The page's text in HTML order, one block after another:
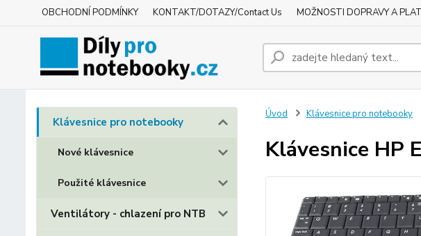
OBCHODNÍ PODMÍNKY KONTAKT/DOTAZY/Contact Us MOŽNOSTI DOPRAVY A
Klávesnice pro notebooky
Nové klávesnice
Použité klávesnice
Ventilátory - chlazení pro NTB
Úvod Klávesnice pro notebooky
Klávesnice HP